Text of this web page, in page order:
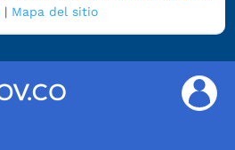
| Mapa del sitio